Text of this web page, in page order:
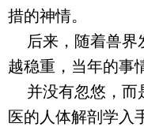
措的神情。
后来，随着兽界
越稳重，当年的事
并没有忽悠，而
医的人体解剖学入